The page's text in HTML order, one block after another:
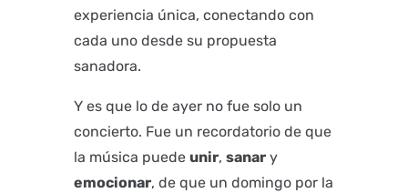
experiencia única, conectando con
cada uno desde su propuesta
sanadora.
Y es que lo de ayer no fue solo un
concierto. Fue un recordatorio de que
la música puede unir, sanary
emocionar, de que un domingo por la